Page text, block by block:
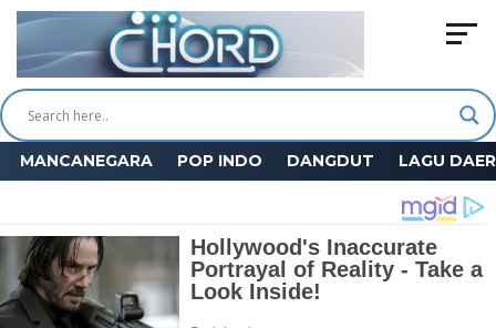
MANCANEGARA POP INDO DANGDUT LAGU